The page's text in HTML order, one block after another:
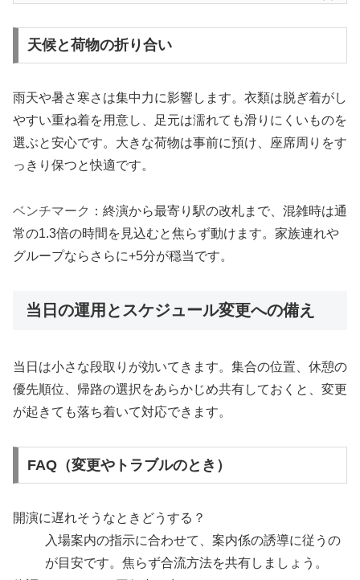
天候と荷物の折り合い
雨天や暑さ寒さは集中力に影響します。衣類は脱ぎ着がし
やすい重ね着を用意し、足元は濡れても滑りにくいものを
選ぶと安心です。大きな荷物は事前に預け、座席周りをす
っきり保つと快適です。
ベンチマーク ：終演から最寄り駅の改札まで、混雑時は通
常の1.3倍の時間を見込むと焦らず動けます。家族連れや
グループならさらに+5分が穏当です。
当日の運用とスケジュール変更への備え
当日は小さな段取りが効いてきます。集合の位置、休憩の
優先順位、帰路の選択をあらかじめ共有しておくと、変更
が起きても落ち着いて対応できます。
FAQ（変更やトラブルのとき）
開演に遅れそうなときどうする？
入場案内の指示に合わせて、案内係の誘導に従うの
が目安です。焦らず合流方法を共有しましょう。